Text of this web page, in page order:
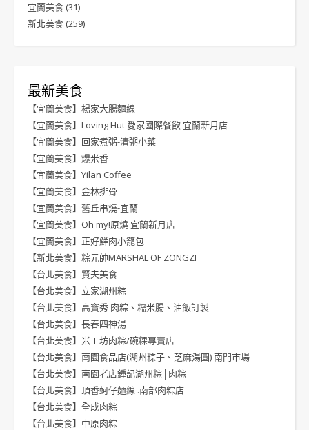
宜蘭美食 (31)
新北美食 (259)
最新美食
【宜蘭美食】楊家大腸麵線
【宜蘭美食】Loving Hut 愛家國際餐飲 宜蘭新月店
【宜蘭美食】回家煮粥-清粥小菜
【宜蘭美食】爆米香
【宜蘭美食】Yilan Coffee
【宜蘭美食】金林排骨
【宜蘭美食】舊丘串燒-宜蘭
【宜蘭美食】Oh my!原燒 宜蘭新月店
【宜蘭美食】正好鮮肉小籠包
【新北美食】粽元帥MARSHAL OF ZONGZI
【台北美食】賢夫美食
【台北美食】立家湖州粽
【台北美食】高寶秀 肉粽、糯米腸、油飯訂製
【台北美食】長春四神湯
【台北美食】米工坊肉粽/碗粿專賣店
【台北美食】南園食品店(湖州粽子、芝麻湯圓) 南門市場
【台北美食】南園老店鍾記湖州粽│肉粽
【台北美食】頂香蚵仔麵線 .南部肉粽店
【台北美食】全成肉粽
【台北美食】中原肉粽